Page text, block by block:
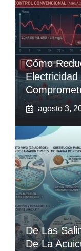
Cómo
agosto 3,
De Las
De La